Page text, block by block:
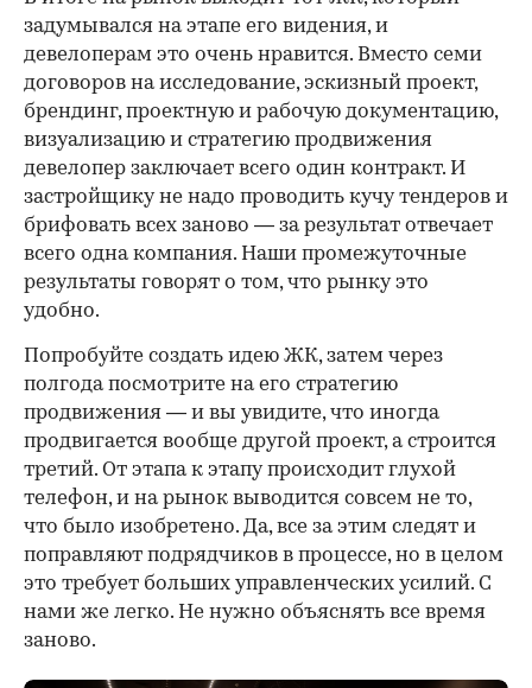
задумывался на этапе его видения, и
девелоперам это очень нравится. Вместо семи
договоров на исследование, эскизный проект,
брендинг, проектную и рабочую документацию,
визуализацию и стратегию продвижения
девелопер заключает всего один контракт. И
застройщику не надо проводить кучу тендеров и
брифовать всех заново — за результат отвечает
всего одна компания. Наши промежуточные
результаты говорят о том, что рынку это
удобно.
Попробуйте создать идею ЖК, затем через
полгода посмотрите на его стратегию
продвижения — и вы увидите, что иногда
продвигается вообще другой проект, а строится
третий. От этапа к этапу происходит глухой
телефон, и на рынок выводится совсем не то,
что было изобретено. Да, все за этим следят и
поправляют подрядчиков в процессе, но в целом
это требует больших управленческих усилий. С
нами же легко. Не нужно объяснять все время
заново.